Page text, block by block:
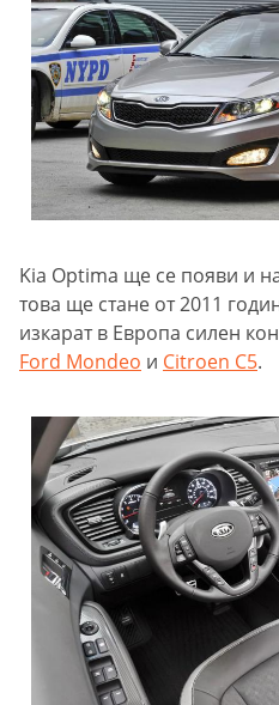
Kia Optima ще се появи и
това ще стане от 2011
изкарат в Европа силен
Ford Mondeo и Citroen C5.